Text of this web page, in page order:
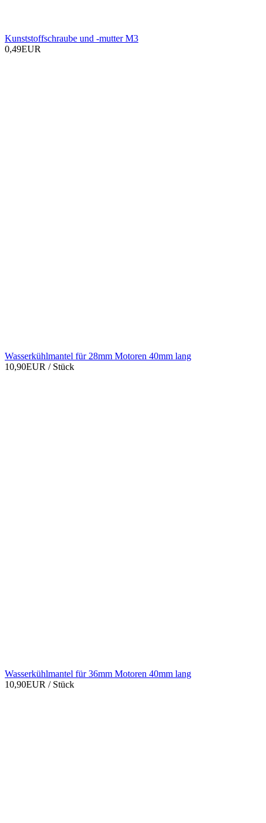
Kunststoffschraube und -mutter M3
0,49EUR
Wasserkühlmantel für 28mm Motoren 40mm lang
10,90EUR / Stück
Wasserkühlmantel für 36mm Motoren 40mm lang
10,90EUR / Stück